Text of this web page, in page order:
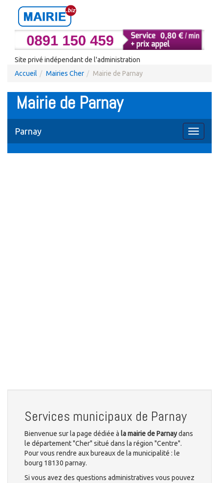
Site privé indépendant de l'administration
Accueil
Mairies Cher Mairie de Parnay
Mairie de Parnay
Toggle
Parnay
Services municipaux de Parnay
Bienvenue sur la page dédiée à la mairie de Parnaydans
le département "Cher" situé dans la région "Centre".
Pour vous rendre aux bureaux de la municipalité : le
bourg 18130 parnay.
Si vous avez des questions administratives vous pouvez